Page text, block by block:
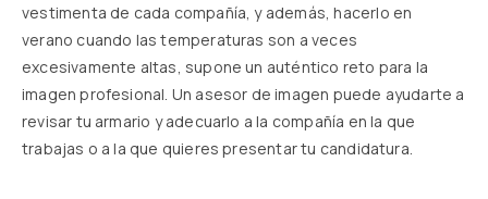
vestimenta de cada compañía, y además, hacerlo en
verano cuando las temperaturas son a veces
excesivamente altas, supone un auténtico reto para la
imagen profesional. Un asesor de imagen puede ayudarte a
revisar tu armario y adecuarlo a la compañía en la que
trabajas o a la que quieres presentar tu candidatura.